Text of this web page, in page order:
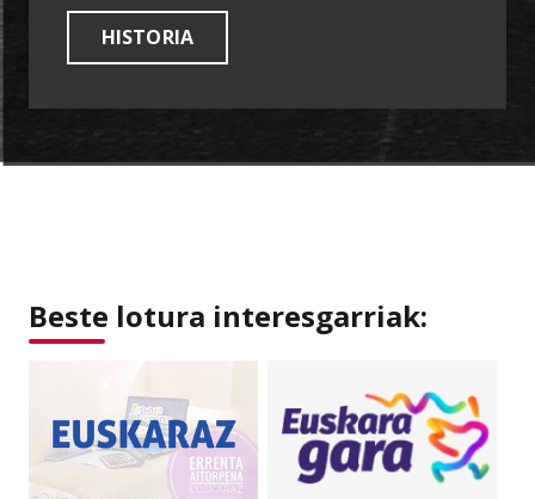
HISTORIA
Beste lotura interesgarriak: